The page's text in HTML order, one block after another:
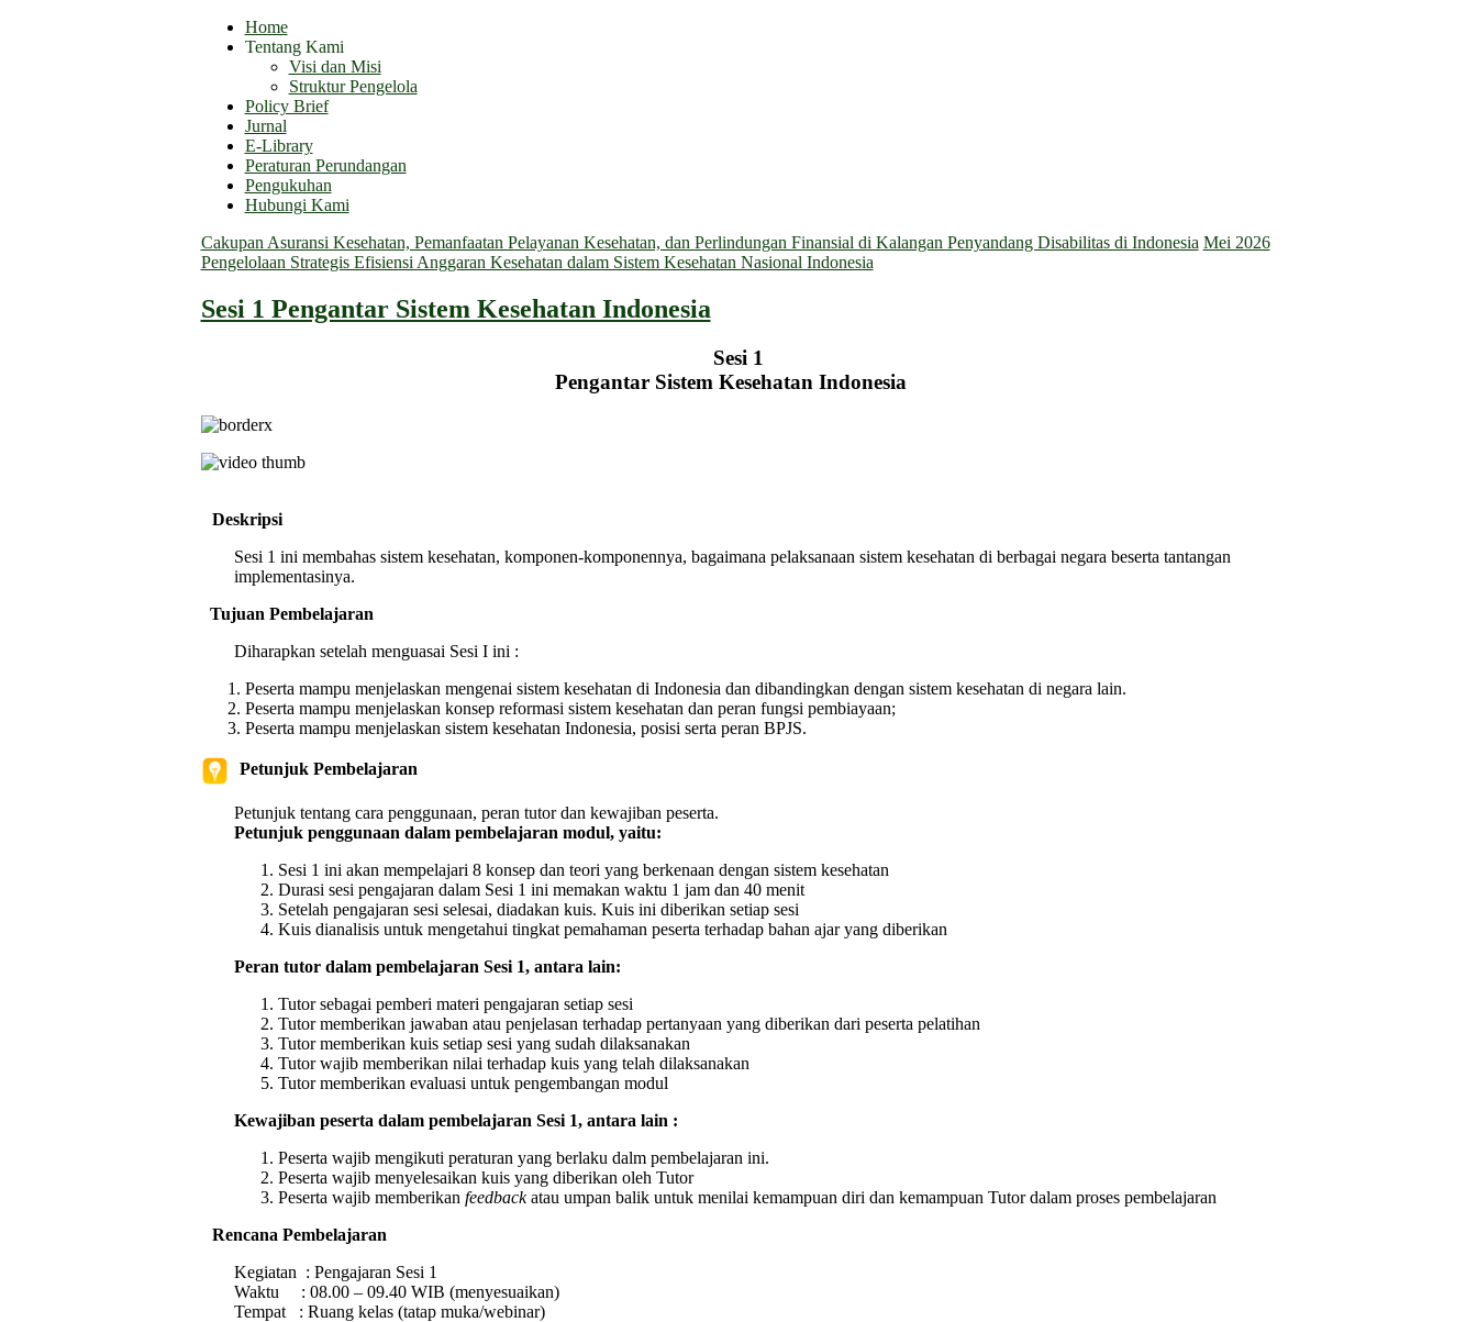
Home
Tentang Kami
Visi dan Misi
Struktur Pengelola
Policy Brief
Jurnal
E-Library
Peraturan Perundangan
Pengukuhan
Hubungi Kami
Cakupan Asuransi Kesehatan, Pemanfaatan Pelayanan Kesehatan, dan Perlindungan Finansial di Kalangan Penyandang Disabilitas di Indonesia Mei 2026
Pengelolaan Strategis Efisiensi Anggaran Kesehatan dalam Sistem Kesehatan Nasional Indonesia
Sesi 1 Pengantar Sistem Kesehatan Indonesia
Sesi 1
Pengantar Sistem Kesehatan Indonesia
Deskripsi
Sesi 1 ini membahas sistem kesehatan, komponen-komponennya, bagaimana pelaksanaan sistem kesehatan di berbagai negara beserta tantangan
implementasinya.
Tujuan Pembelajaran
Diharapkan setelah menguasai Sesi I ini :
Peserta mampu menjelaskan mengenai sistem kesehatan di Indonesia dan dibandingkan dengan sistem kesehatan di negara lain.
Peserta mampu menjelaskan konsep reformasi sistem kesehatan dan peran fungsi pembiayaan;
Peserta mampu menjelaskan sistem kesehatan Indonesia, posisi serta peran BPJS.
Petunjuk Pembelajaran
Petunjuk tentang cara penggunaan, peran tutor dan kewajiban peserta.
Petunjuk penggunaan dalam pembelajaran modul, yaitu:
Sesi 1 ini akan mempelajari 8 konsep dan teori yang berkenaan dengan sistem kesehatan
Durasi sesi pengajaran dalam Sesi 1 ini memakan waktu 1 jam dan 40 menit
Setelah pengajaran sesi selesai, diadakan kuis. Kuis ini diberikan setiap sesi
Kuis dianalisis untuk mengetahui tingkat pemahaman peserta terhadap bahan ajar yang diberikan
Peran tutor dalam pembelajaran Sesi 1, antara lain:
Tutor sebagai pemberi materi pengajaran setiap sesi
Tutor memberikan jawaban atau penjelasan terhadap pertanyaan yang diberikan dari peserta pelatihan
Tutor memberikan kuis setiap sesi yang sudah dilaksanakan
Tutor wajib memberikan nilai terhadap kuis yang telah dilaksanakan
Tutor memberikan evaluasi untuk pengembangan modul
Kewajiban peserta dalam pembelajaran Sesi 1, antara lain :
Peserta wajib mengikuti peraturan yang berlaku dalm pembelajaran ini.
Peserta wajib menyelesaikan kuis yang diberikan oleh Tutor
Peserta wajib memberikan feedbackatau umpan balik untuk menilai kemampuan diri dan kemampuan Tutor dalam proses pembelajaran
Rencana Pembelajaran
Kegiatan : Pengajaran Sesi 1
Waktu : 08.00 – 09.40 WIB (menyesuaikan)
Tempat : Ruang kelas (tatap muka/webinar)